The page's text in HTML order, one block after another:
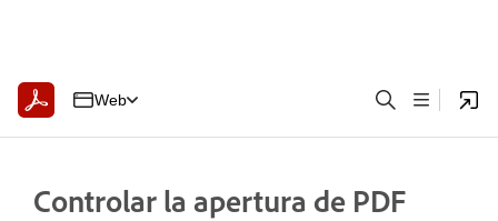
Web
Controlar la apertura de PDF